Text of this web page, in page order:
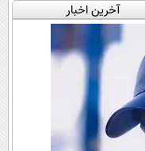
آخرین اخبار